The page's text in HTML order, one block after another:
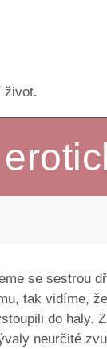
život.
se sestrou
tak vidíme,
do haly.
neurčité